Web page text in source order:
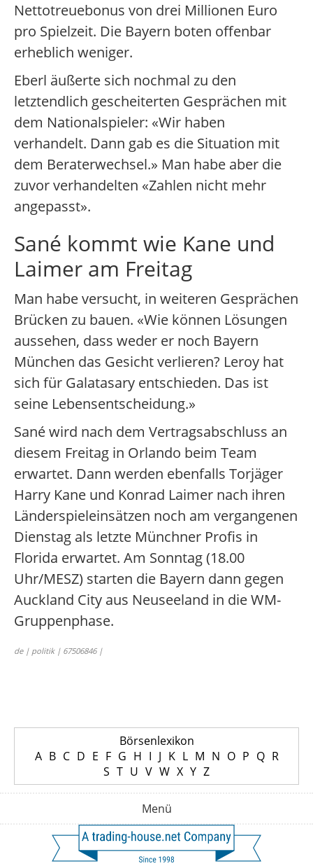
Nettotreuebonus von drei Millionen Euro
pro Spielzeit. Die Bayern boten offenbar
erheblich weniger.
Eberl äußerte sich nochmal zu den
letztendlich gescheiterten Gesprächen mit
dem Nationalspieler: «Wir haben
verhandelt. Dann gab es die Situation mit
dem Beraterwechsel.» Man habe aber die
zuvor verhandelten «Zahlen nicht mehr
angepasst».
Sané kommt wie Kane und
Laimer am Freitag
Man habe versucht, in weiteren Gesprächen
Brücken zu bauen. «Wie können Lösungen
aussehen, dass weder er noch Bayern
München das Gesicht verlieren? Leroy hat
sich für Galatasary entschieden. Das ist
seine Lebensentscheidung.»
Sané wird nach dem Vertragsabschluss an
diesem Freitag in Orlando beim Team
erwartet. Dann werden ebenfalls Torjäger
Harry Kane und Konrad Laimer nach ihren
Länderspieleinsätzen noch am vergangenen
Dienstag als letzte Münchner Profis in
Florida erwartet. Am Sonntag (18.00
Uhr/MESZ) starten die Bayern dann gegen
Auckland City aus Neuseeland in die WM-
Gruppenphase.
de | politik | 67506846 |
Börsenlexikon
A B C D E F G H I J K L M N O P Q R
S T U V W X Y Z
Menü